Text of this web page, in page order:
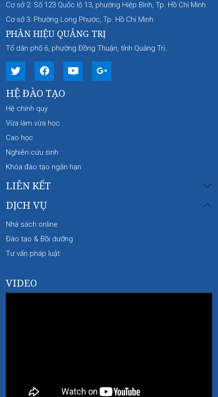
Cơ sở 2: Số 123 Quốc lộ 13, phường Hiệp Bình, Tp. Hồ Chí Minh.
Cơ sở 3: Phường Long Phước, Tp. Hồ Chí Minh
PHÂN HIỆU QUẢNG TRỊ
Tổ dân phố 6, phường Đồng Thuận, tỉnh Quảng Trị.
HỆ ĐÀO TẠO
Hệ chính quy
Vừa làm vừa học
Cao học
Nghiên cứu sinh
Khóa đào tạo ngắn hạn
LIÊN KẾT
DỊCH VỤ
Nhà sách online
Đào tạo & Bồi dưỡng
Tư vấn pháp luật
VIDEO